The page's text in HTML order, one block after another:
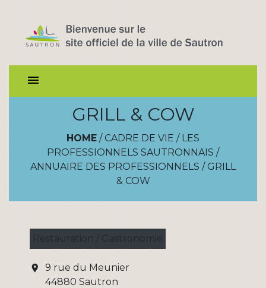
menu
GRILL & COW
HOME / CADRE DE VIE / LES
PROFESSIONNELS SAUTRONNAIS /
ANNUAIRE DES PROFESSIONNELS / GRILL
& COW
Restauration / Gastronomie
location_on
9 rue du Meunier
44880 Sautron